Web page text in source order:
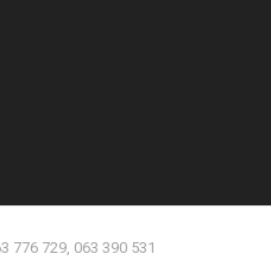
776 729, 063 390 531